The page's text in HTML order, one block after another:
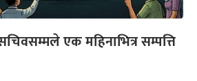
एक महिनाभित्र सम्पत्ति